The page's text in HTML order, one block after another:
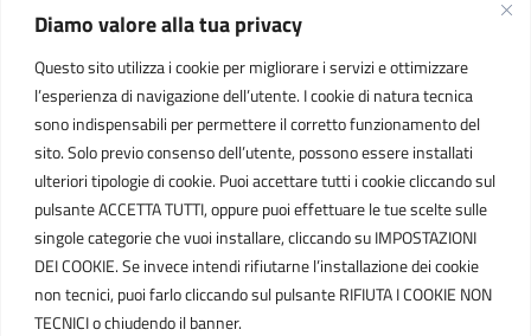
Diamo valore alla tua privacy
Questo sito utilizza i cookie per migliorare i servizi e ottimizzare
l’esperienza di navigazione dell’utente. I cookie di natura tecnica
sono indispensabili per permettere il corretto funzionamento del
sito. Solo previo consenso dell’utente, possono essere installati
ulteriori tipologie di cookie. Puoi accettare tutti i cookie cliccando sul
pulsante ACCETTA TUTTI, oppure puoi effettuare le tue scelte sulle
singole categorie che vuoi installare, cliccando su IMPOSTAZIONI
DEI COOKIE. Se invece intendi rifiutarne l’installazione dei cookie
non tecnici, puoi farlo cliccando sul pulsante RIFIUTA I COOKIE NON
TECNICI o chiudendo il banner.
INFORMAZIONI
C.F. / P.IVA
IT01807790686
POSTA ELETTRONICA
PEC
protocollo.sogetspa@pec.it